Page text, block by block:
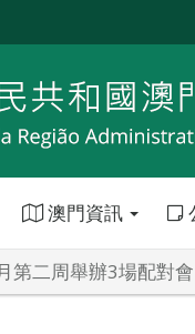
澳門資訊
第二周舉辦3場配對